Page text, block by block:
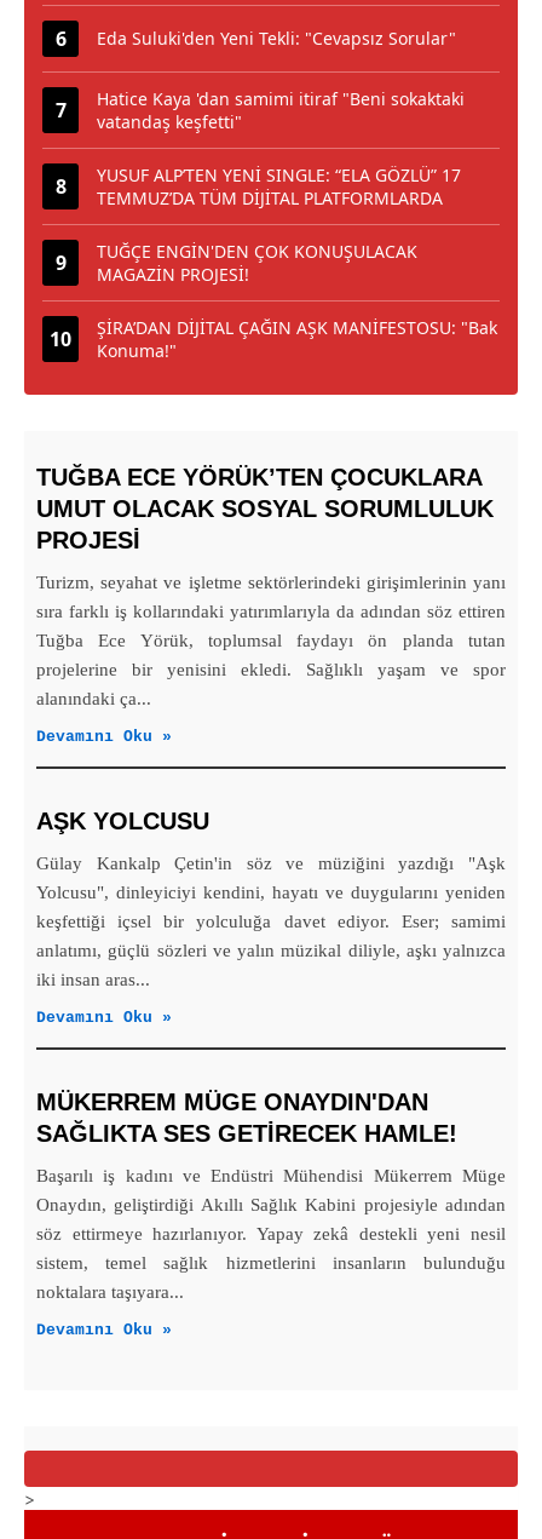
Eda Suluki'den Yeni Tekli: "Cevapsız Sorular"
Hatice Kaya 'dan samimi itiraf "Beni sokaktaki
vatandaş keşfetti"
YUSUF ALP’TEN YENİ SINGLE: “ELA GÖZLÜ” 17
TEMMUZ’DA TÜM DİJİTAL PLATFORMLARDA
TUĞÇE ENGİN'DEN ÇOK KONUŞULACAK
MAGAZİN PROJESİ!
ŞİRA’DAN DİJİTAL ÇAĞIN AŞK MANİFESTOSU: "Bak
Konuma!"
TUĞBA ECE YÖRÜK’TEN ÇOCUKLARA
UMUT OLACAK SOSYAL SORUMLULUK
PROJESİ
Turizm, seyahat ve işletme sektörlerindeki girişimlerinin yanı
sıra farklı iş kollarındaki yatırımlarıyla da adından söz ettiren
Tuğba Ece Yörük, toplumsal faydayı ön planda tutan
projelerine bir yenisini ekledi. Sağlıklı yaşam ve spor
alanındaki ça...
Devamını Oku »
AŞK YOLCUSU
Gülay Kankalp Çetin'in söz ve müziğini yazdığı "Aşk
Yolcusu", dinleyiciyi kendini, hayatı ve duygularını yeniden
keşfettiği içsel bir yolculuğa davet ediyor. Eser; samimi
anlatımı, güçlü sözleri ve yalın müzikal diliyle, aşkı yalnızca
iki insan aras...
Devamını Oku »
MÜKERREM MÜGE ONAYDIN'DAN
SAĞLIKTA SES GETİRECEK HAMLE!
Başarılı iş kadını ve Endüstri Mühendisi Mükerrem Müge
Onaydın, geliştirdiği Akıllı Sağlık Kabini projesiyle adından
söz ettirmeye hazırlanıyor. Yapay zekâ destekli yeni nesil
sistem, temel sağlık hizmetlerini insanların bulunduğu
noktalara taşıyara...
Devamını Oku »
>